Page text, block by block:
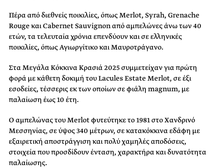
Πέρα από διεθνείς ποικιλίες, όπως Merlot, Syrah, Grenache
Rouge και Cabernet Sauvignon από αμπελώνες άνω των 40
ετών, τα τελευταία χρόνια επενδύουν και σε ελληνικές
ποικιλίες, όπως Αγιωργίτικο και Μαυροτράγανο.
Στα Μεγάλα Κόκκινα Κρασιά 2025 συμμετείχαν για πρώτη
φορά με κάθετη δοκιμή του Lacules Estate Merlot, σε έξι
εσοδείες, τέσσερις εκ των οποίων σε φιάλη magnum, με
παλαίωση έως 10 έτη.
Ο αμπελώνας του Merlot φυτεύτηκε το 1981 στο Χανδρινό
Μεσσηνίας, σε ύψος 340 μέτρων, σε κατακόκκινα εδάφη με
εξαιρετική αποστράγγιση και πολύ χαμηλές αποδόσεις,
στοιχεία που προσδίδουν ένταση, χαρακτήρα και δυνατότητα
παλαίωσης.